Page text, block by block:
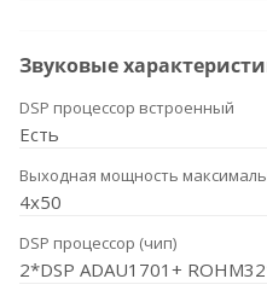
Звуковые
DSP процессор встроенный
Есть
Выходная мощность
4x50
DSP процессор (чип)
2*DSP ADAU1701+